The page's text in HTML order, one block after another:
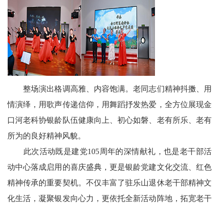
府
旅
游
天
文
学
整场演出格调高雅、内容饱满。老同志们精神抖擞、用
情演绎，用歌声传递信仰，用舞蹈抒发热爱，全方位展现金
口河老科协银龄队伍健康向上、初心如磐、老有所乐、老有
所为的良好精神风貌。
此次活动既是建党105周年的深情献礼，也是老干部活
动中心落成启用的喜庆盛典，更是银龄党建文化交流、红色
精神传承的重要契机。不仅丰富了驻乐山退休老干部精神文
化生活，凝聚银发向心力，更依托全新活动阵地，拓宽老干